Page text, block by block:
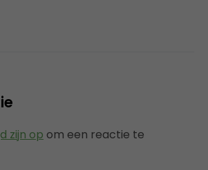
zijn op om een reactie te